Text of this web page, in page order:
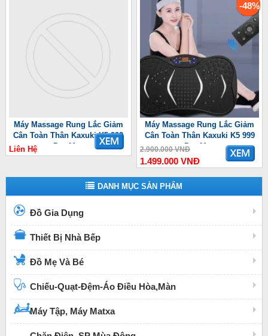
Máy Massage Rung Lắc Giảm
Cân Toàn Thân Kaxuki K5 999
Pro Max
Liên Hệ
-48%
Máy Massage Rung Lắc Giảm
Cân Toàn Thân Kaxuki K5 999
Pro Max
2.900.000 VNĐ
1.499.000 VNĐ
DANH MỤC SẢN PHẨM
Đồ Gia Dụng
Thiết Bị Nhà Bếp
Đồ Mẹ Và Bé
Chiếu-Quạt-Đệm-Áo Điều Hòa,Màn
Máy Tập, Máy Matxa